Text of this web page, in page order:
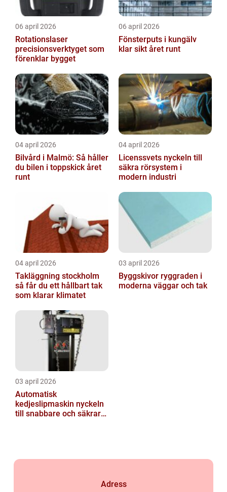
06 april 2026
Rotationslaser
precisionsverktyget som
förenklar bygget
06 april 2026
Fönsterputs i kungälv
klar sikt året runt
04 april 2026
Bilvård i Malmö: Så håller
du bilen i toppskick året
runt
04 april 2026
Licenssvets nyckeln till
säkra rörsystem i
modern industri
04 april 2026
Takläggning stockholm
så får du ett hållbart tak
som klarar klimatet
03 april 2026
Byggskivor ryggraden i
moderna väggar och tak
03 april 2026
Automatisk
kedjeslipmaskin nyckeln
till snabbare och säkrare
Adress